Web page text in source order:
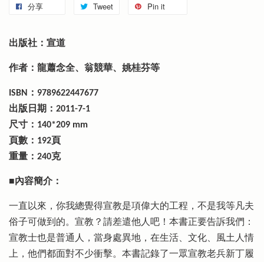
分享 Tweet Pin it
出版社：宣道
作者：龍蕭念全、翁競華、姚桂芬等
ISBN：9789622447677
出版日期：2011-7-1
尺寸：140*209 mm
頁數：192頁
重量：240克
■內容簡介：
一直以來，你我總覺得宣教是項偉大的工程，不是我等凡夫
俗子可做到的。宣教？請差遣他人吧！本書正要告訴我們：
宣教士也是普通人，當身處異地，在生活、文化、風土人情
上，他們都面對不少衝擊。本書記錄了一眾宣教老兵新丁履